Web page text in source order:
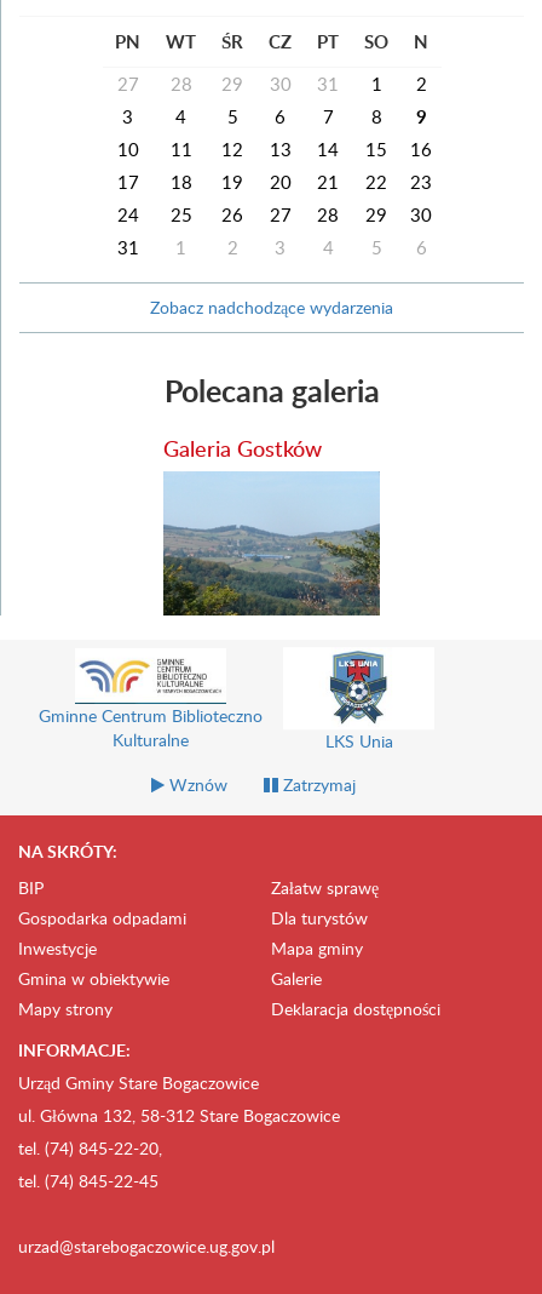
PN WT ŚR CZ PT SO N
27 28 29 30 31 1
2
3
4 5 6 7 8 9
10 11 12 13 14 15
16
17
18 19 20 21 22
23
24
25 26 27 28 29
30
31
1 2 3 4 5 6
Zobacz nadchodzące wydarzenia
Polecana galeria
Galeria Gostków
Gminne Centrum Biblioteczno
Kulturalne
LKS Unia
Wznów
Zatrzymaj
NA SKRÓTY:
BIP
Załatw sprawę
Gospodarka odpadami
Dla turystów
Inwestycje
Mapa gminy
Gmina w obiektywie
Galerie
Mapy strony
Deklaracja dostępności
INFORMACJE:
Urząd Gminy Stare Bogaczowice
ul. Główna 132, 58-312 Stare Bogaczowice
tel. (74) 845-22-20,
tel. (74) 845-22-45
urzad@starebogaczowice.ug.gov.pl